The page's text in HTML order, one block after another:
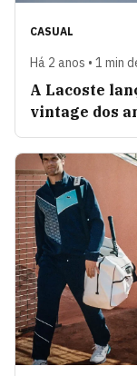
CASUAL
Há 2 anos • 1 min
A Lacoste
vintage dos